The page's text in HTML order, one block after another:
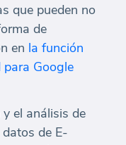
que pueden no
de
en la función
Google
el análisis de
de E-